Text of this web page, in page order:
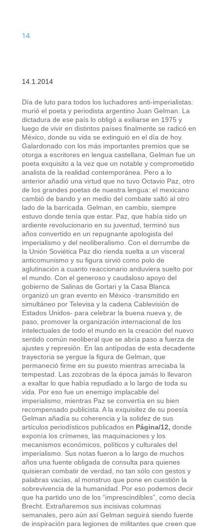
14
14.1.2014
Día de luto para todos los luchadores anti-imperialistas:
murió el poeta y periodista argentino Juan Gelman. La
dictadura de ese país lo obligó a exiliarse en 1975 y
luego de vivir en distintos países finalmente se radicó en
México, donde su vida se extinguió en el día de hoy.
Galardonado con los más importantes premios que se
otorga a escritores en lengua castellana, Gelman fue un
poeta exquisito a la vez que un notable y comprometido
analista de la realidad contemporánea. Pero a lo
anterior añadió una virtud que no tuvo Octavio Paz, otro
de los grandes poetas de nuestra lengua: el mexicano
cambió de bando y en medio del combate saltó al otro
lado de la barricada. Gelman, en cambio, siempre
estuvo donde tenía que estar. Paz, que había sido un
ardiente revolucionario en su juventud, terminó sus
años convertido en un repugnante apologista del
imperialismo y del neoliberalismo. Con el derrumbe de
la Unión Soviética Paz dio rienda suelta a un visceral
anticomunismo y su figura sirvió como polo de
aglutinación a cuanto reaccionario anduviera suelto por
el mundo. Con el generoso y caudaloso apoyo del
gobierno de Salinas de Gortari y la Casa Blanca
organizó un gran evento en México -transmitido en
simultáneo por Televisa y la cadena Cablevisión de
Estados Unidos- para celebrar la buena nueva y, de
paso, promover la organización internacional de los
intelectuales de todo el mundo en la creación del nuevo
sentido común neoliberal que se abría paso a fuerza de
ajustes y represión. En las antípodas de esta decadente
trayectoria se yergue la figura de Gelman, que
permaneció firme en su puesto mientras arreciaba la
tempestad. Las zozobras de la época jamás lo llevaron
a exaltar lo que había repudiado a lo largo de toda su
vida. Por eso fue un enemigo implacable del
imperialismo, mientras Paz se convertía en su bien
recompensado publicista. A la exquisitez de su poesía
Gelman añadía su coherencia y la solidez de sus
artículos periodísticos publicados en Página/12, donde
exponía los crímenes, las maquinaciones y los
mecanismos económicos, políticos y culturales del
imperialismo. Sus notas fueron a lo largo de muchos
años una fuente obligada de consulta para quienes
quisieran combatir de verdad, no tan sólo con gestos y
palabras vacías, al monstruo que pone en cuestión la
sobrevivencia de la humanidad. Por eso podemos decir
que ha partido uno de los “imprescindibles”, como decía
Brecht. Extrañaremos sus incisivas columnas
semanales, pero aún así Gelman seguirá siendo fuente
de inspiración para legiones de militantes que creen que